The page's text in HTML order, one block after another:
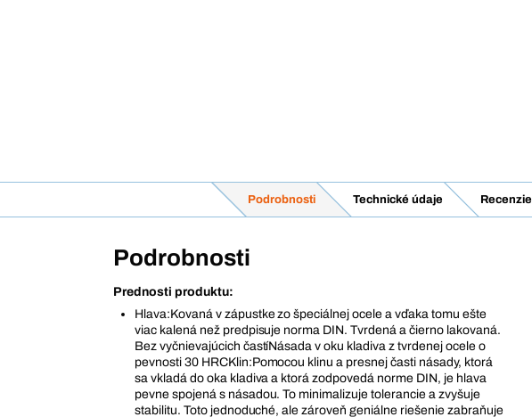
Podrobnosti Technické údaje Recenzie
Podrobnosti
Prednosti produktu:
Hlava:Kovaná v zápustke zo špeciálnej ocele a vďaka tomu ešte
viac kalená než predpisuje norma DIN. Tvrdená a čierno lakovaná.
Bez vyčnievajúcich častíNásada v oku kladiva z tvrdenej ocele o
pevnosti 30 HRCKlin:Pomocou klinu a presnej časti násady, ktorá
sa vkladá do oka kladiva a ktorá zodpovedá norme DIN, je hlava
pevne spojená s násadou. To minimalizuje tolerancie a zvyšuje
stabilitu. Toto jednoduché, ale zároveň geniálne riešenie zabraňuje